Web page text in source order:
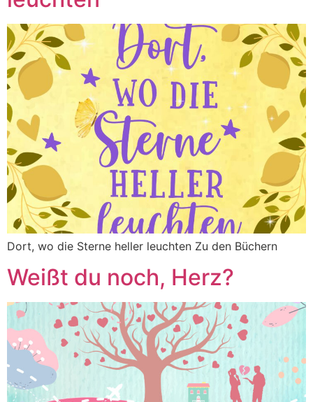
Dort, wo die Sterne heller leuchten Zu den Büchern
Weißt du noch, Herz?